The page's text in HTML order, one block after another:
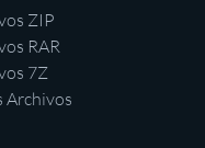
ZIP
RAR
7Z
Archivos